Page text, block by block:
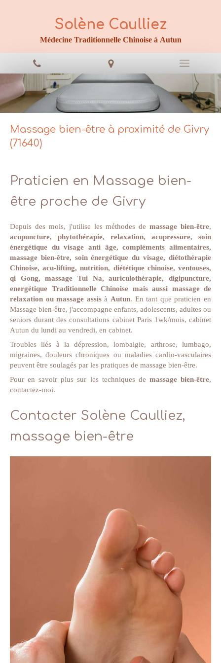
Solène Caulliez
Médecine Traditionnelle Chinoise à Autun
Massage bien-être à proximité de Givry
(71640)
Praticien en Massage bien-
être proche de Givry
Depuis des mois, j'utilise les méthodes demassage bien-être,
acupuncture, phytothérapie, relaxation, acupressure, soin
énergétique du visage anti âge, compléments alimentaires,
massage bien-être, soin énergétique du visage, diétothérapie
Chinoise, acu-lifting, nutrition, diététique chinoise, ventouses,
qi Gong, massage Tui Na, auriculothérapie, digipuncture,
energétique Traditionnelle Chinoise mais aussi massage de
relaxation ou massage assisà Autun. En tant que praticien en
Massage bien-être, j'accompagne enfants, adolescents, adultes ou
seniors durant des consultations cabinet Paris 1wk/mois, cabinet
Autun du lundi au vendredi, en cabinet.
Troubles liés à la dépression, lombalgie, arthrose, lumbago,
migraines, douleurs chroniques ou maladies cardio-vasculaires
peuvent être soulagés par les pratiques de massage bien-être.
Pour en savoir plus sur les techniques de massage bien-être,
contactez-moi.
Contacter Solène Caulliez,
massage bien-être